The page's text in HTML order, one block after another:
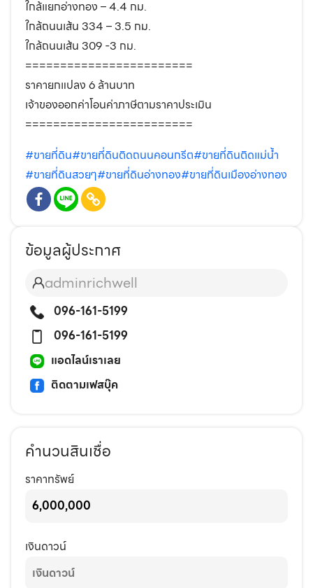
ใกล้แยกอ่างทอง – 4.4 กม.
ใกล้ถนนเส้น 334 – 3.5 กม.
ใกล้ถนนเส้น 309 -3 กม.
========================
ราคายกแปลง 6 ล้านบาท
เจ้าของออกค่าโอนค่าภาษีตามราคาประเมิน
========================
#ขายที่ดิน#ขายที่ดินติดถนนคอนกรีต#ขายที่ดินติดแม่น้ำ
#ขายที่ดินสวยๆ#ขายที่ดินอ่างทอง#ขายที่ดินเมืองอ่างทอง
ข้อมูลผู้ประกาศ
adminrichwell
096-161-5199
096-161-5199
แอดไลน์เราเลย
ติดตามเฟสบุ๊ค
คำนวนสินเชื่อ
ราคาทรัพย์
เงินดาวน์